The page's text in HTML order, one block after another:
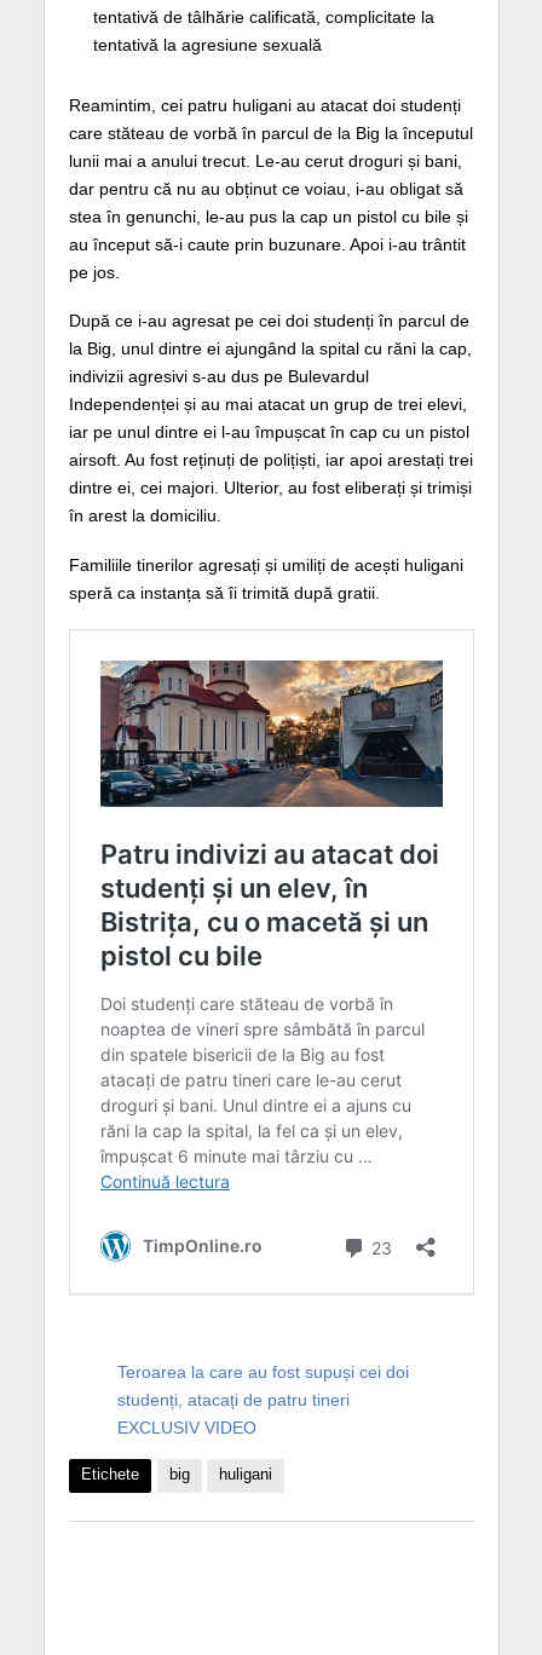
tentativă de tâlhărie calificată, complicitate la
tentativă la agresiune sexuală
Reamintim, cei patru huligani au atacat doi studenți
care stăteau de vorbă în parcul de la Big la începutul
lunii mai a anului trecut. Le-au cerut droguri și bani,
dar pentru că nu au obținut ce voiau, i-au obligat să
stea în genunchi, le-au pus la cap un pistol cu bile și
au început să-i caute prin buzunare. Apoi i-au trântit
pe jos.
După ce i-au agresat pe cei doi studenți în parcul de
la Big, unul dintre ei ajungând la spital cu răni la cap,
indivizii agresivi s-au dus pe Bulevardul
Independenței și au mai atacat un grup de trei elevi,
iar pe unul dintre ei l-au împușcat în cap cu un pistol
airsoft. Au fost reținuți de polițiști, iar apoi arestați trei
dintre ei, cei majori. Ulterior, au fost eliberați și trimiși
în arest la domiciliu.
Familiile tinerilor agresați și umiliți de acești huligani
speră ca instanța să îi trimită după gratii.
Teroarea la care au fost supuși cei doi
studenți, atacați de patru tineri
EXCLUSIV VIDEO
Etichete big huligani